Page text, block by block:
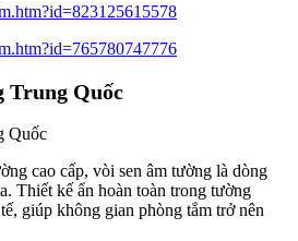
Trung Quốc
cao cấp, vòi sen âm tường là dòng
Thiết kế ẩn hoàn toàn trong tường
giúp không gian phòng tắm trở nên